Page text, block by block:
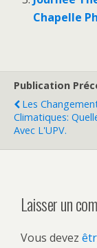
Chapelle
Publication
Les
Climatiques:
Avec L'UPV.
Laisser un
Vous devez